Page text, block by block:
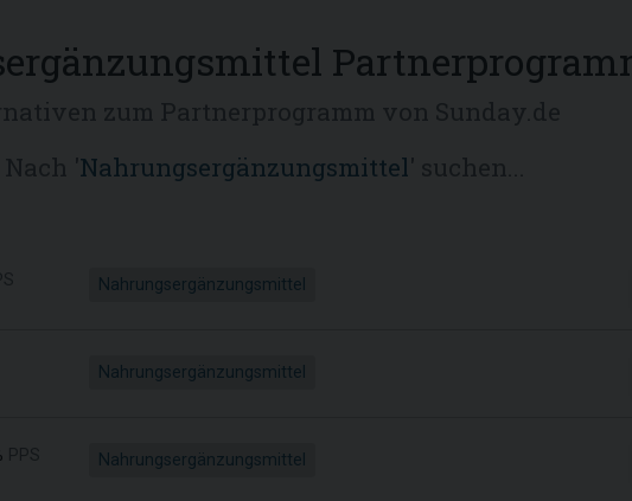
Nahrungsergänzungsmittel
Nahrungsergänzungsmittel
Nahrungsergänzungsmittel
Nahrungsergänzungsmittel